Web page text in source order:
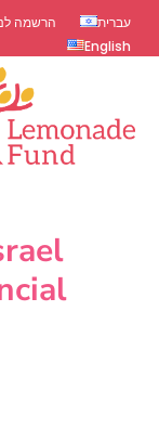
הרשמה
עברית
English